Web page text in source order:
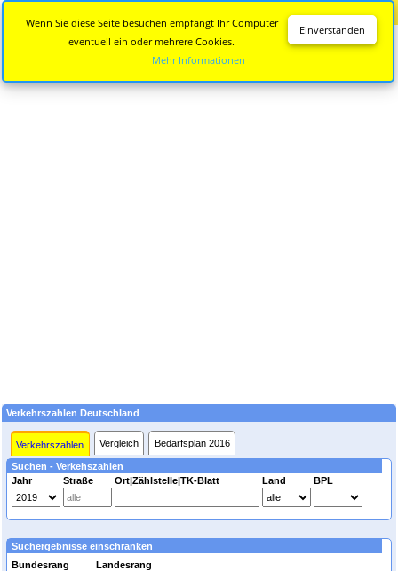
Verkehrszahlen Deutschland
Verkehrszahlen Vergleich Bedarfsplan 2016
Suchen - Verkehszahlen
Jahr
Straße Ort|Zählstelle|TK-Blatt Land BPL
Suchergebnisse einschränken
Bundesrang Landesrang
Einverstanden
Wenn Sie diese Seite besuchen empfängt Ihr Computer
eventuell ein oder mehrere Cookies.
Mehr Informationen